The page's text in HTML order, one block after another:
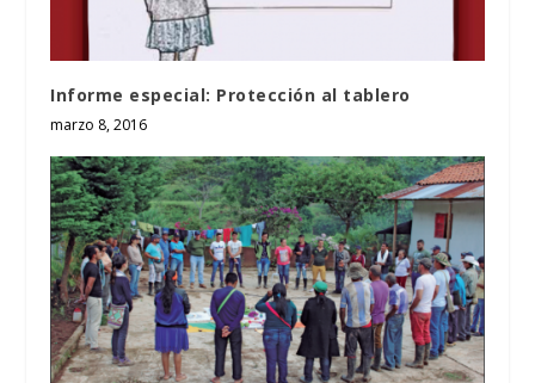
Informe especial: Protección al tablero
marzo 8, 2016